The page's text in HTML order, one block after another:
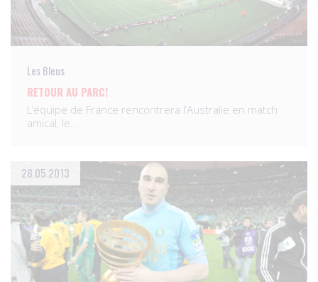
Les Bleus
RETOUR AU PARC!
L’équipe de France rencontrera l’Australie en match
amical, le…
28.05.2013